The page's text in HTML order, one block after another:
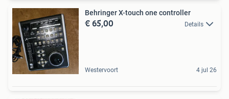
Behringer X-touch one controller
€ 65,00 Details
Westervoort 4 jul 26